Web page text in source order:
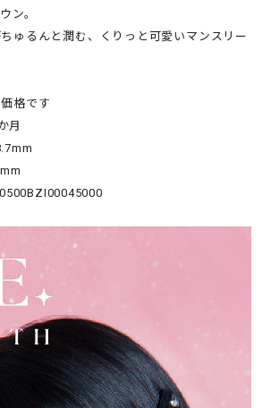
ン。
ゅるんと潤む、くりっと可愛いマンスリー
格です
月